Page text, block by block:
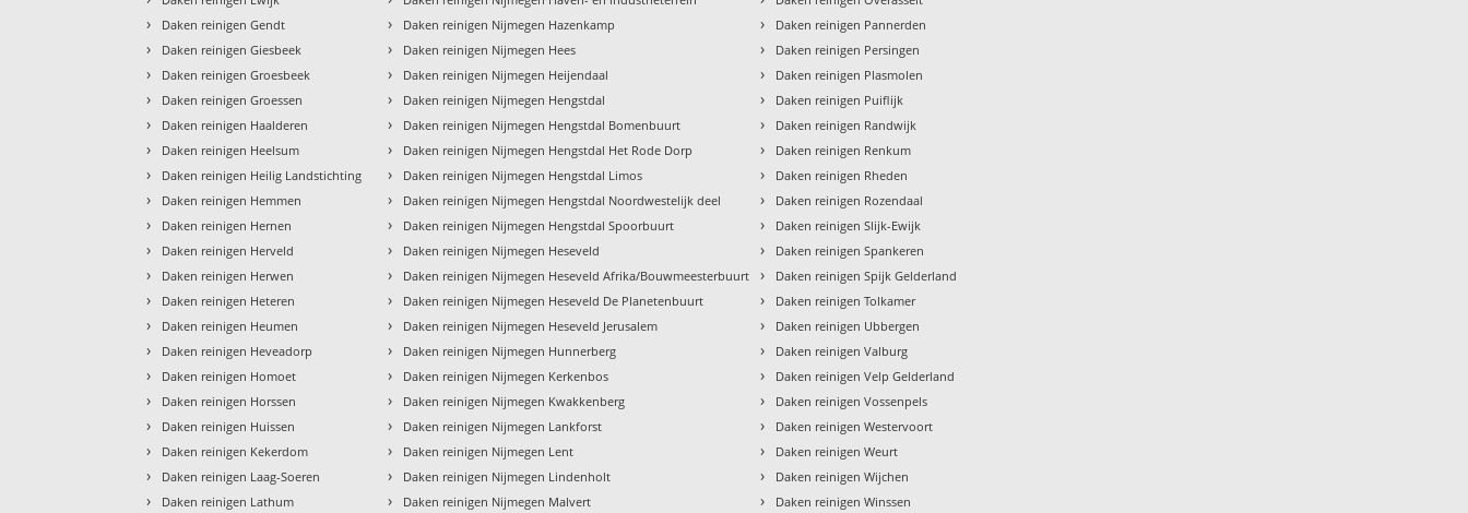
› Daken reinigen Gendt
› Daken reinigen Giesbeek
› Daken reinigen Groesbeek
› Daken reinigen Groessen
› Daken reinigen Haalderen
› Daken reinigen Heelsum
› Daken reinigen Heilig Landstichting
› Daken reinigen Hemmen
› Daken reinigen Hernen
› Daken reinigen Herveld
› Daken reinigen Herwen
› Daken reinigen Heteren
› Daken reinigen Heumen
› Daken reinigen Heveadorp
› Daken reinigen Homoet
› Daken reinigen Horssen
› Daken reinigen Huissen
› Daken reinigen Kekerdom
› Daken reinigen Laag-Soeren
› Daken reinigen Lathum
› Daken reinigen Nijmegen Hazenkamp
› Daken reinigen Nijmegen Hees
› Daken reinigen Nijmegen Heijendaal
› Daken reinigen Nijmegen Hengstdal
› Daken reinigen Nijmegen Hengstdal Bomenbuurt
› Daken reinigen Nijmegen Hengstdal Het Rode Dorp
› Daken reinigen Nijmegen Hengstdal Limos
› Daken reinigen Nijmegen Hengstdal Noordwestelijk deel
› Daken reinigen Nijmegen Hengstdal Spoorbuurt
› Daken reinigen Nijmegen Heseveld
› Daken reinigen Nijmegen Heseveld Afrika/Bouwmeesterbuurt
› Daken reinigen Nijmegen Heseveld De Planetenbuurt
› Daken reinigen Nijmegen Heseveld Jerusalem
› Daken reinigen Nijmegen Hunnerberg
› Daken reinigen Nijmegen Kerkenbos
› Daken reinigen Nijmegen Kwakkenberg
› Daken reinigen Nijmegen Lankforst
› Daken reinigen Nijmegen Lent
› Daken reinigen Nijmegen Lindenholt
› Daken reinigen Nijmegen Malvert
› Daken reinigen Pannerden
› Daken reinigen Persingen
› Daken reinigen Plasmolen
› Daken reinigen Puiflijk
› Daken reinigen Randwijk
› Daken reinigen Renkum
› Daken reinigen Rheden
› Daken reinigen Rozendaal
› Daken reinigen Slijk-Ewijk
› Daken reinigen Spankeren
› Daken reinigen Spijk Gelderland
› Daken reinigen Tolkamer
› Daken reinigen Ubbergen
› Daken reinigen Valburg
› Daken reinigen Velp Gelderland
› Daken reinigen Vossenpels
› Daken reinigen Westervoort
› Daken reinigen Weurt
› Daken reinigen Wijchen
› Daken reinigen Winssen